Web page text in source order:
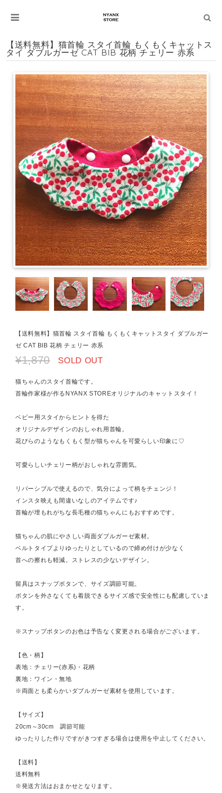
【送料無料】猫首輪 スタイ首輪 もくもくキャットス
タイ ダブルガーゼ CAT BIB 花柄 チェリー 赤系
【送料無料】猫首輪 スタイ首輪 もくもくキャットスタイ ダブルガー
ゼ CAT BIB 花柄 チェリー 赤系
¥1,870 SOLD OUT
猫ちゃんのスタイ首輪です。
首輪作家様が作るNYANX STOREオリジナルのキャットスタイ！
ベビー用スタイからヒントを得た
オリジナルデザインのおしゃれ用首輪。
花びらのようなもくもく型が猫ちゃんを可愛らしい印象に♡
可愛らしいチェリー柄がおしゃれな雰囲気。
リバーシブルで使えるので、気分によって柄をチェンジ！
インスタ映えも間違いなしのアイテムです♪
首輪が埋もれがちな長毛種の猫ちゃんにもおすすめです。
猫ちゃんの肌にやさしい両面ダブルガーゼ素材。
ベルトタイプよりゆったりとしているので締め付けが少なく
首への擦れも軽減。ストレスの少ないデザイン。
留具はスナップボタンで、サイズ調節可能。
ボタンを外さなくても着脱できるサイズ感で安全性にも配慮していま
す。
※スナップボタンのお色は予告なく変更される場合がございます。
【色・柄】
表地：チェリー(赤系)・花柄
裏地：ワイン・無地
※両面とも柔らかいダブルガーゼ素材を使用しています。
【サイズ】
20cm～30cm 調節可能
ゆったりした作りですがきつすぎる場合は使用を中止してください。
【送料】
送料無料
※発送方法はおまかせとなります。